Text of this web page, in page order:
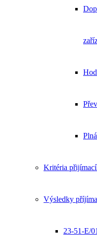
Kritéria
Výsledky
23-51-E/